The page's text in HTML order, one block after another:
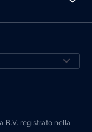
B.V. registrato nella